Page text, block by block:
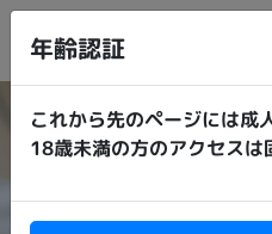
年齢認証
これから先のページには成
18歳未満の方のアクセスは